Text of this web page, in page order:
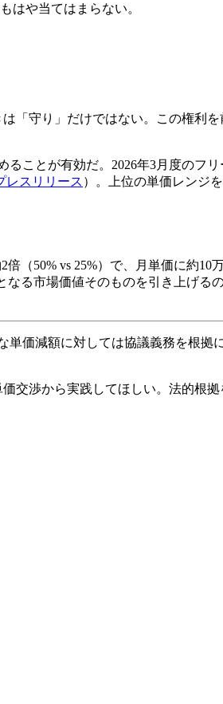
はや当てはまらない。
「守り」だけではない。この権利
ことが有効だ。2026年3月度のフリ
レスリリース ）。上位の単価レンジ
（50% vs 25%）で、月単価に約10
る市場価値そのものを引き上げる
単価減額に対しては協議義務を根拠
交渉から実践してほしい。法的根